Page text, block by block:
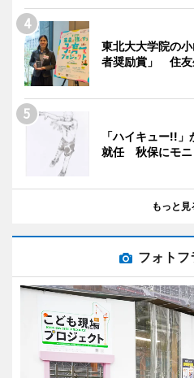
東北大大学院の
者奨励賞」 住友
「ハイキュー!!
就任 秋保にモニ
もっと見
フォトフ